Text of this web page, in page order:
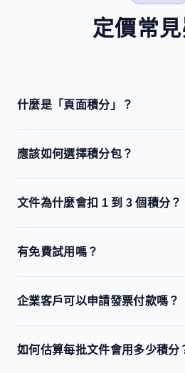
定價常見
什麼是「頁面積分」？
至 3 Credits，取決於 OCR 難度與
應該如何選擇積分包？
進階包、大批量與長週期專案選定
文件為什麼會扣 1 到 3 個積分？
或複雜證件屬 2 Credits；涉及去
有免費試用嗎？
體驗 HK4i 的全部核心功能。試用
企業客戶可以申請發票付款嗎？
行電匯。請聯絡我們的銷售團隊辦
如何估算每批文件會用多少積分